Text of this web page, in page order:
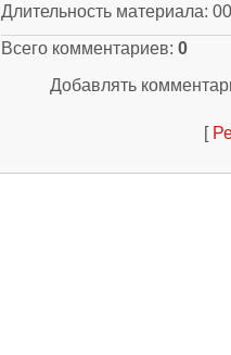
Длительность материала:
Всего комментариев: 0
Добавлять
[